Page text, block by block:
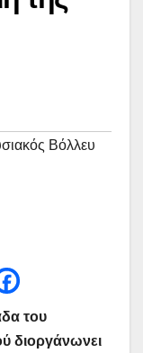
Βόλλευ
του
διοργάνωνει